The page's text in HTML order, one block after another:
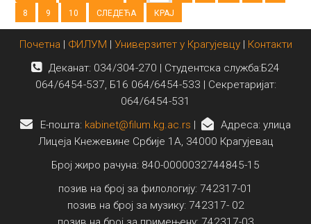
8
9 10 СЛЕДЕЋА КРАЈ
Почетна ФИЛУМ Универзитет у Крагујевцу| Контакти
Деканат: 034/304-270 | Студентска служба:Б24
064/6454-537, Б16 064/6454-533 | Секретаријат:
064/6454-531
E-пошта: kabinet@filum.kg.ac.rs
Адреса: улица
Лицеја Кнежевине Србије 1А, 34000 Крагујевац
Број жиро рачуна: 840-0000032744845-15
позив на број за филологију: 742317-01
позив на број за музику: 742317- 02